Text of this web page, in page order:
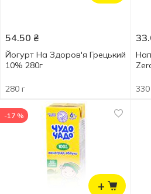
54.50 ₴
Йогурт На Здоров'я Грецький
10% 280г
280 г
+
-17 %